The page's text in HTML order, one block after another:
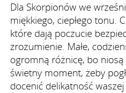
Dla Skorpionów we
miękkiego, ciepłego tonu.
które dają poczucie
zrozumienie. Małe,
ogromną różnicę, bo
świetny moment, żeby
docenić delikatność waszej